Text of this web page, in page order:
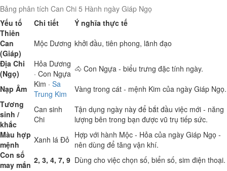
Bảng phân tích Can Chi 5 Hành ngày Giáp Ngọ
Yếu tố
Chi tiết
Ý nghĩa thực tế
Thiên
Can
(Giáp)
Mộc Dương khởi đầu, tiên phong, lãnh đạo
Địa Chi
(Ngọ)
Hỏa Dương
· Con Ngựa 🐴 Con Ngựa - biểu trưng đặc tính ngày.
Nạp Âm
Kim · Sa
Trung Kim
Vàng trong cát - mệnh Kim của ngày Giáp Ngọ.
Tương
sinh /
khắc
Can sinh
Chi
Tận dụng ngày này để bắt đầu việc mới - năng
lượng bên trong bạn được vũ trụ tiếp sức.
Màu hợp
mệnh
Xanh lá Đỏ Hợp với hành Mộc - Hỏa của ngày Giáp Ngọ -
nên dùng để tăng vận khí.
Con số
may mắn 2, 3, 4, 7, 9 Dùng cho việc chọn số, biển số, sim điện thoại.